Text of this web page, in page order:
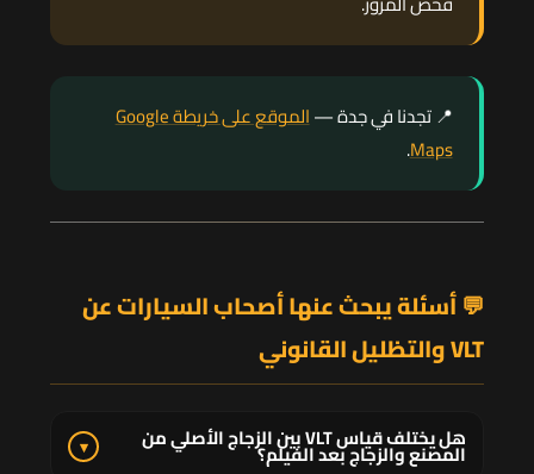
📍 تجدنا في جدة —
الموقع على خريطة Google
Maps
.
💬 أسئلة يبحث عنها أصحاب السيارات عن
VLT والتظليل القانوني
هل يختلف قياس VLT بين الزجاج الأصلي منالمصنع والزجاج بعد الفيلم؟ ▾